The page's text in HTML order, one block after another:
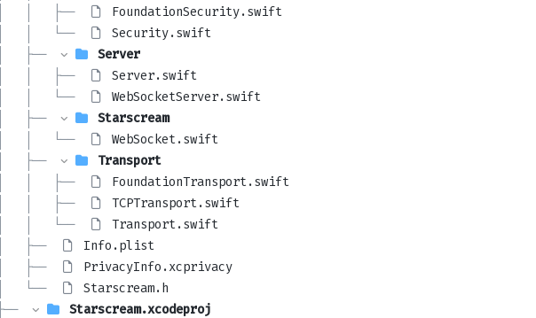
│   │   ├──
FoundationSecurity.swift
│   │   └──
Security.swift
│   ├──
Server
│   │   ├──
Server.swift
│   │   └──
WebSocketServer.swift
│   ├──
Starscream
│   │   └──
WebSocket.swift
│   ├──
Transport
│   │   ├──
FoundationTransport.swift
│   │   ├──
TCPTransport.swift
│   │   └──
Transport.swift
│   ├──
Info.plist
│   ├──
PrivacyInfo.xcprivacy
│   └──
Starscream.h
├──
Starscream.xcodeproj